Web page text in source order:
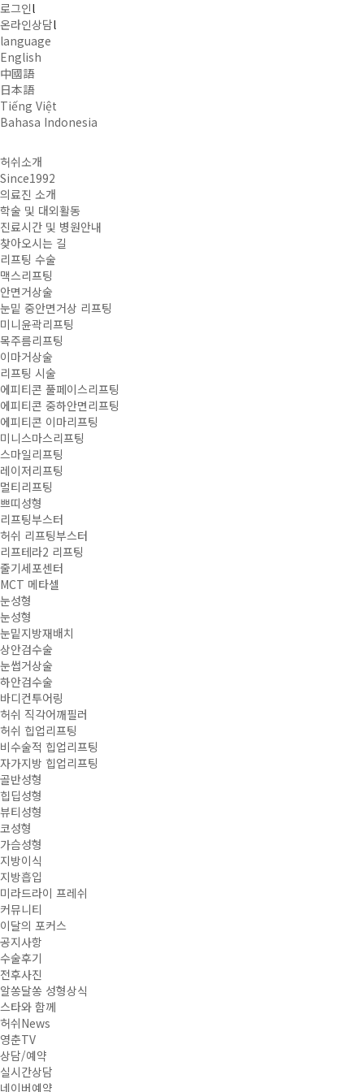
로그인l
온라인상담l
language
English
中國語
日本語
Tiếng Việt
Bahasa Indonesia
허쉬소개
Since1992
의료진 소개
학술 및 대외활동
진료시간 및 병원안내
찾아오시는 길
리프팅 수술
맥스리프팅
안면거상술
눈밑 중안면거상 리프팅
미니윤곽리프팅
목주름리프팅
이마거상술
리프팅 시술
에피티콘 풀페이스리프팅
에피티콘 중하안면리프팅
에피티콘 이마리프팅
미니스마스리프팅
스마일리프팅
레이저리프팅
멀티리프팅
쁘띠성형
리프팅부스터
허쉬 리프팅부스터
리프테라2 리프팅
줄기세포센터
MCT 메타셀
눈성형
눈성형
눈밑지방재배치
상안검수술
눈썹거상술
하안검수술
바디컨투어링
허쉬 직각어깨필러
허쉬 힙업리프팅
비수술적 힙업리프팅
자가지방 힙업리프팅
골반성형
힙딥성형
뷰티성형
코성형
가슴성형
지방이식
지방흡입
미라드라이 프레쉬
커뮤니티
이달의 포커스
공지사항
수술후기
전후사진
알쏭달쏭 성형상식
스타와 함께
허쉬News
영춘TV
상담/예약
실시간상담
네이버예약
허
쉬
성
형
외
과
의
원